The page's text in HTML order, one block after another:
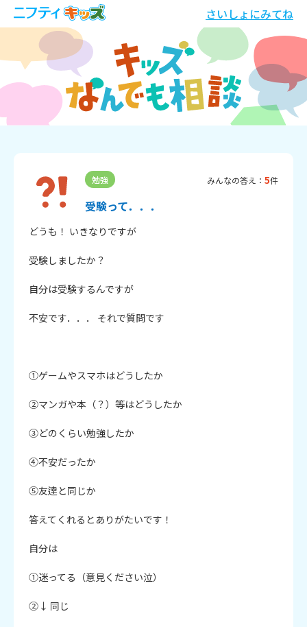
さいしょにみてね
勉強 みんなの答え： 5件
受験って．．．
どうも！ いきなりですが
受験しましたか？
自分は受験するんですが
不安です．．． それで質問です
①ゲームやスマホはどうしたか
②マンガや本（？）等はどうしたか
③どのくらい勉強したか
④不安だったか
⑤友逹と同じか
答えてくれるとありがたいです！
自分は
①迷ってる（意見ください泣）
②↓ 同じ